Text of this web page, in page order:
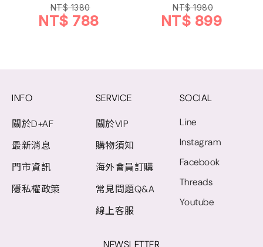
NT$ 1380
NT$ 788
NT$ 1980
NT$ 899
INFO
關於D+AF
最新消息
門市資訊
隱私權政策
SERVICE
關於VIP
購物須知
海外會員訂購
常見問題Q&A
線上客服
SOCIAL
Line
Instagram
Facebook
Threads
Youtube
NEWSLETTER